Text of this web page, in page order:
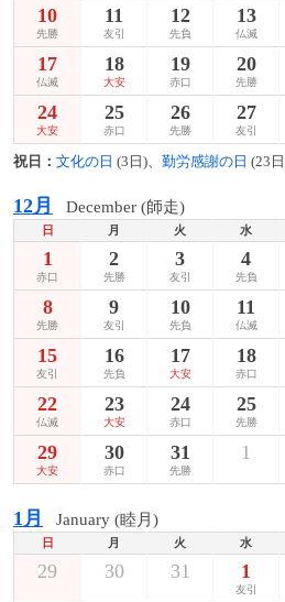
10
先勝
11
友引
12
先負
13
仏滅
17
仏滅
18
大安
19
赤口
20
先勝
24
大安
25
赤口
26
先勝
27
友引
祝日： 文化の日 (3日)、 勤労感謝の日 (23
12月 December (師走)
日 月 火 水
1
赤口
2
先勝
3
友引
4
先負
8
先勝
9
友引
10
先負
11
仏滅
15
友引
16
先負
17
大安
18
赤口
22
仏滅
23
大安
24
赤口
25
先勝
29
大安
30
赤口
31
先勝
1
1月 January (睦月)
日 月 火 水
29 30 31 1
友引